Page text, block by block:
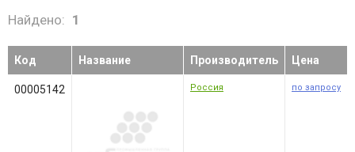
Найдено: 1
Код Название Производитель Цена
00005142 Россия по запросу